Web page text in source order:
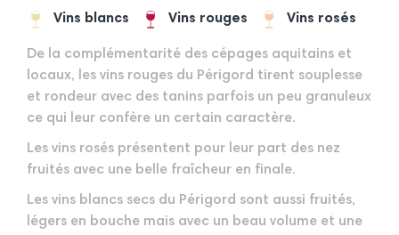
Vins blancs Vins rouges Vins rosés
De la complémentarité des cépages aquitains et
locaux, les vins rouges du Périgord tirent souplesse
et rondeur avec des tanins parfois un peu granuleux
ce qui leur confère un certain caractère.
Les vins rosés présentent pour leur part des nez
fruités avec une belle fraîcheur en finale.
Les vins blancs secs du Périgord sont aussi fruités,
légers en bouche mais avec un beau volume et une